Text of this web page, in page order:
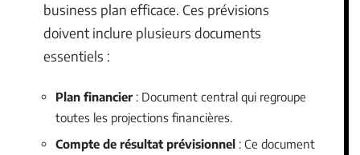
business plan efficace. Ces prévisions
doivent inclure plusieurs documents
essentiels :
Plan financier : Document central qui regroupe
toutes les projections financières.
Compte de résultat prévisionnel : Ce document